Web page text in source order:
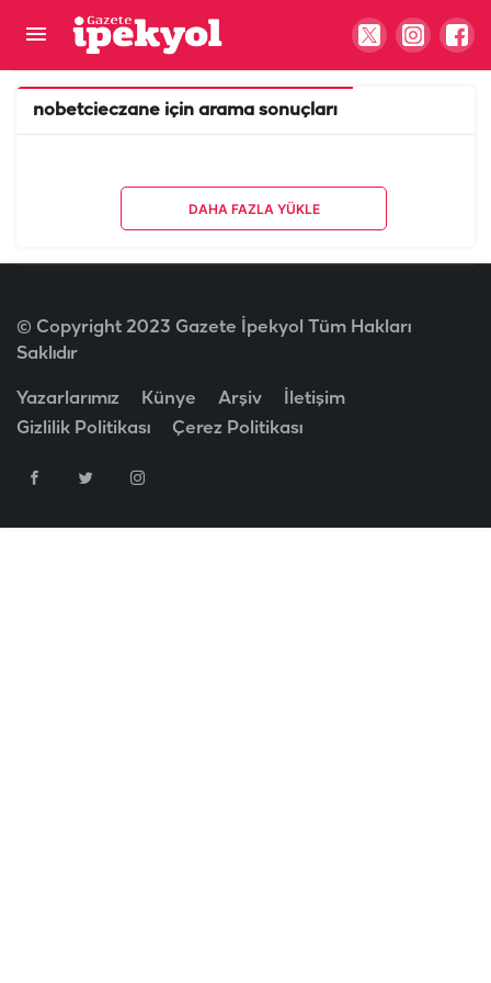
nobetcieczane için arama sonuçları
DAHA FAZLA YÜKLE
© Copyright 2023 Gazete İpekyol Tüm Hakları
Saklıdır
Yazarlarımız Künye Arşiv
İletişim
Gizlilik Politikası
Çerez Politikası